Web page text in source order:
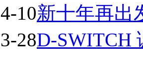
10新十年再出
28D-SWITCH